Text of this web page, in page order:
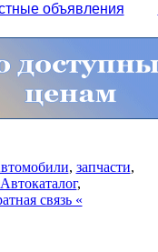
объявления
, запчасти,
Автокаталог,
связь «